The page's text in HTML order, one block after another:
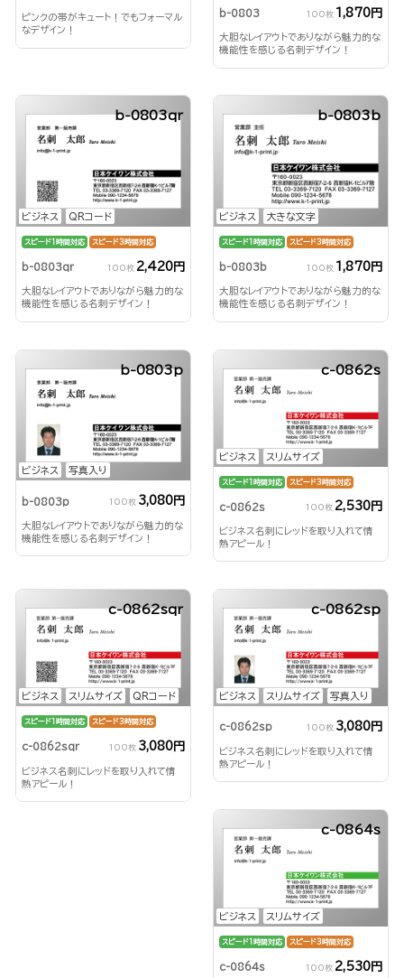
ピンクの帯がキュート！でもフォーマル
なデザイン！
b-0803 100枚 1,870円
大胆なレイアウトでありながら魅力的な
機能性を感じる名刺デザイン！
ビジネス QRコード
b-0803qr
スピード1時間対応 スピード3時間対応
b-0803qr 100枚 2,420円
大胆なレイアウトでありながら魅力的な
機能性を感じる名刺デザイン！
ビジネス 大きな文字
b-0803b
スピード1時間対応 スピード3時間対応
b-0803b 100枚 1,870円
大胆なレイアウトでありながら魅力的な
機能性を感じる名刺デザイン！
ビジネス 写真入り
b-0803p
b-0803p 100枚 3,080円
大胆なレイアウトでありながら魅力的な
機能性を感じる名刺デザイン！
ビジネス スリムサイズ
c-0862s
スピード1時間対応 スピード3時間対応
c-0862s 100枚 2,530円
ビジネス名刺にレッドを取り入れて情
熱アピール！
ビジネス スリムサイズ QRコード
c-0862sqr
スピード1時間対応 スピード3時間対応
c-0862sqr 100枚 3,080円
ビジネス名刺にレッドを取り入れて情
熱アピール！
ビジネス スリムサイズ 写真入り
c-0862sp
c-0862sp 100枚 3,080円
ビジネス名刺にレッドを取り入れて情
熱アピール！
ビジネス スリムサイズ
c-0864s
スピード1時間対応 スピード3時間対応
c-0864s 100枚 2,530円